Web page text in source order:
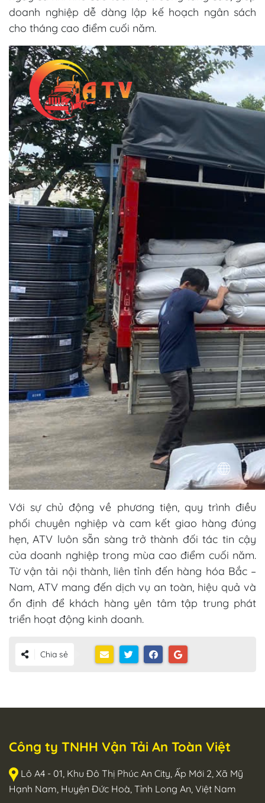
doanh nghiệp dễ dàng lập kế hoạch ngân sách
cho tháng cao điểm cuối năm.
Với sự chủ động về phương tiện, quy trình điều
phối chuyên nghiệp và cam kết giao hàng đúng
hẹn, ATV luôn sẵn sàng trở thành đối tác tin cậy
của doanh nghiệp trong mùa cao điểm cuối năm.
Từ vận tải nội thành, liên tỉnh đến hàng hóa Bắc –
Nam, ATV mang đến dịch vụ an toàn, hiệu quả và
ổn định để khách hàng yên tâm tập trung phát
triển hoạt động kinh doanh.
Chia sẻ
Công ty TNHH Vận Tải An Toàn Việt
Lô A4 - 01, Khu Đô Thị Phúc An City, Ấp Mới 2, Xã Mỹ
Hạnh Nam, Huyện Đức Hoà, Tỉnh Long An, Việt Nam